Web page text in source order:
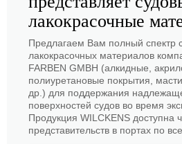
лакокрасочные
Предлагаем Вам полный спектр
лакокрасочных материалов
FARBEN GMBH (алкидные,
полиуретановые покрытия,
др.) для поддержания
поверхностей судов во время
Продукция WILCKENS доступна
представительств в портах по